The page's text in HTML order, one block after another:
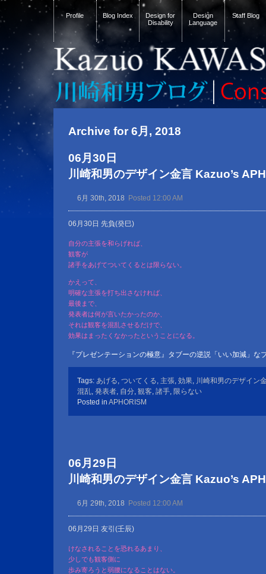
Profile Blog Index
Design for
Disability
Design
Language
Staff Blog
Archive for 6月, 2018
06月30日
川崎和男のデザイン金言 Kazuo’s
6月 30th, 2018 Posted 12:00 AM
06月30日 先負(癸巳)
自分の主張を和らげれば、
観客が
諸手をあげてついてくるとは限らない。
かえって、
明確な主張を打ち出さなければ、
最後まで、
発表者は何が言いたかったのか、
それは観客を混乱させるだけで、
効果はまったくなかったということになる。
『プレゼンテーションの極意』タブーの逆説「いい加減」な
Tags: あげる, ついてくる, 主張, 効果, 川崎和男のデザイン
混乱, 発表者, 自分, 観客, 諸手, 限らない
Posted in APHORISM
06月29日
川崎和男のデザイン金言 Kazuo’s
6月 29th, 2018 Posted 12:00 AM
06月29日 友引(壬辰)
けなされることを恐れるあまり、
少しでも観客側に
歩み寄ろうと弱腰になることはない。